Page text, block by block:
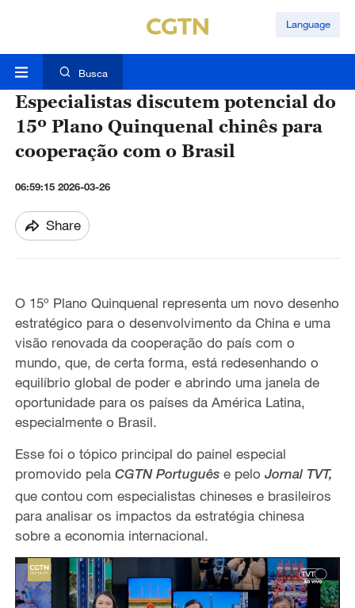
Language
Busca
Especialistas discutem potencial do
15º Plano Quinquenal chinês para
cooperação com o Brasil
06:59:15 2026-03-26
Share
O 15º Plano Quinquenal representa um novo desenho
estratégico para o desenvolvimento da China e uma
visão renovada da cooperação do país com o
mundo, que, de certa forma, está redesenhando o
equilíbrio global de poder e abrindo uma janela de
oportunidade para os países da América Latina,
especialmente o Brasil.
Esse foi o tópico principal do painel especial
promovido pela CGTN Portuguêse pelo Jornal TVT,
que contou com especialistas chineses e brasileiros
para analisar os impactos da estratégia chinesa
sobre a economia internacional.